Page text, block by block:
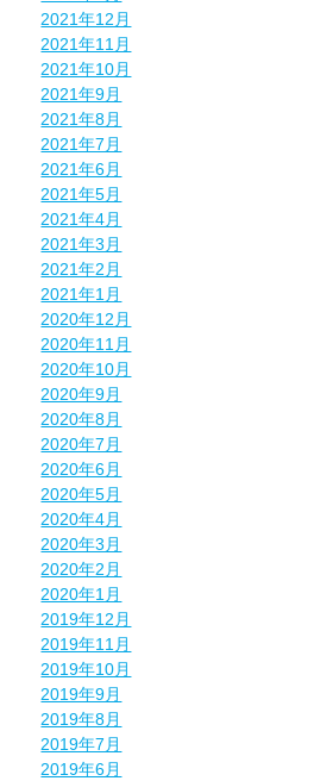
2021年12月
2021年11月
2021年10月
2021年9月
2021年8月
2021年7月
2021年6月
2021年5月
2021年4月
2021年3月
2021年2月
2021年1月
2020年12月
2020年11月
2020年10月
2020年9月
2020年8月
2020年7月
2020年6月
2020年5月
2020年4月
2020年3月
2020年2月
2020年1月
2019年12月
2019年11月
2019年10月
2019年9月
2019年8月
2019年7月
2019年6月